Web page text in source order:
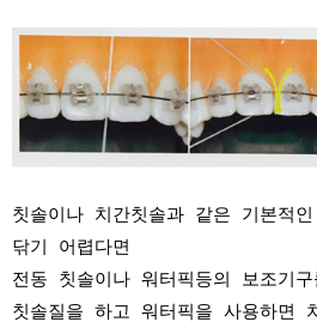
칫솔이나 치간칫솔과 같은 기본적
닦기 어렵다면
전동 칫솔이나 워터픽등의 보조기
칫솔질을 하고 워터픽을 사용하면